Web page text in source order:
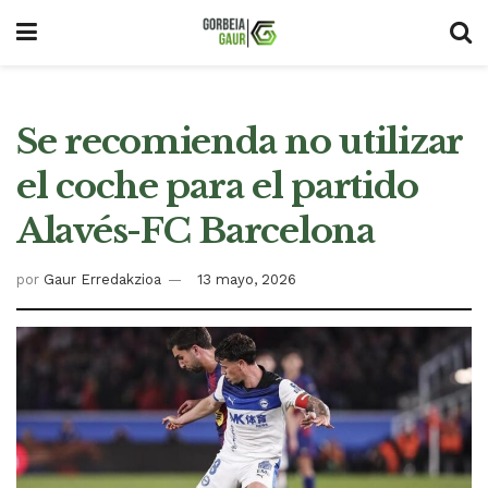
Se recomienda no utilizar
el coche para el partido
Alavés-FC Barcelona
por Gaur Erredakzioa 13 mayo, 2026